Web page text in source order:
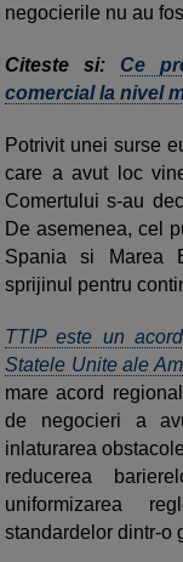
negocierile nu au
Citeste si: Ce
comercial la nivel
Potrivit unei surse
care a avut loc
Comertului s-au
De asemenea, cel
Spania si Marea
sprijinul pentru
TTIP este un
Statele Unite ale
mare acord
de negocieri a
inlaturarea
reducerea
uniformizarea
standardelor dintr-o